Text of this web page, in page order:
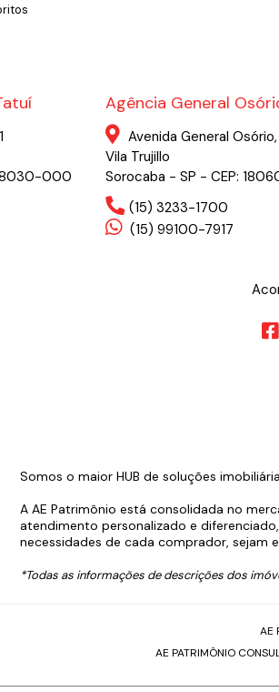
000
Agência General
Avenida General
Vila Trujillo
Sorocaba - SP - CEP:
(15) 3233-1700
(15) 99100-7917
Somos o maior HUB de soluções
A AE Patrimônio está consolidada no
atendimento personalizado e
necessidades de cada comprador, sejam
*Todas as informações de descrições dos
AE
AE PATRIMÔNIO